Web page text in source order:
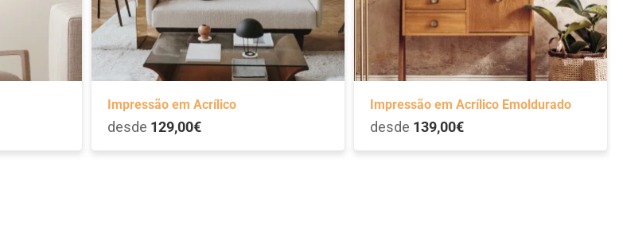
Impressão em Acrílico
desde 129,00€
Impressão em Acrílico Emoldurado
desde 139,00€